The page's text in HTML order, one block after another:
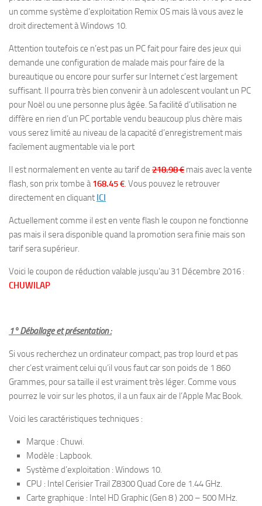
un comme système d’exploitation Remix OS mais là vous avez le
droit directement à Windows 10.
Attention toutefois ce n’est pas un PC fait pour faire des jeux qui
demande une configuration de malade mais pour faire de la
bureautique ou encore pour surfer sur Internet c’est largement
suffisant. Il pourra très bien convenir à un adolescent voulant un PC
pour Noël ou une personne plus âgée. Sa facilité d’utilisation ne
diffère en rien d’un PC portable vendu beaucoup plus chère mais
vous serez limité au niveau de la capacité d’enregistrement mais
facilement augmentable via le port
Il est normalement en vente au tarif de 218.98 € mais avec la vente
flash, son prix tombe à168.45 €. Vous pouvez le retrouver
directement en cliquant ICI
Actuellement comme il est en vente flash le coupon ne fonctionne
pas mais il sera disponible quand la promotion sera finie mais son
tarif sera supérieur.
Voici le coupon de réduction valable jusqu’au 31 Décembre 2016 :
CHUWILAP
1° Déballage et présentation :
Si vous recherchez un ordinateur compact, pas trop lourd et pas
cher c’est vraiment celui qu’il vous faut car son poids de 1 860
Grammes, pour sa taille il est vraiment très léger. Comme vous
pourrez le voir sur les photos, il a un faux air de l’Apple Mac Book.
Voici les caractéristiques techniques :
Marque : Chuwi.
Modèle : Lapbook.
Système d’exploitation : Windows 10.
CPU : Intel Cerisier Trail Z8300 Quad Core de 1.44 GHz.
Carte graphique : Intel HD Graphic (Gen 8 ) 200 – 500 MHz.